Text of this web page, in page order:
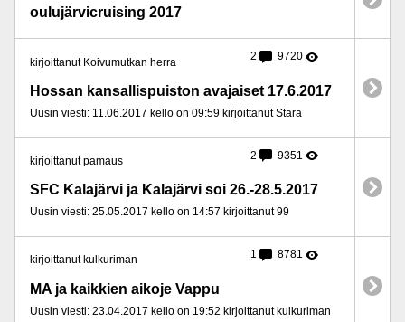
oulujärvicruising 2017
kirjoittanut Koivumutkan herra 2 9720
Hossan kansallispuiston avajaiset 17.6.2017
Uusin viesti: 11.06.2017 kello on 09:59 kirjoittanut Stara
kirjoittanut pamaus 2 9351
SFC Kalajärvi ja Kalajärvi soi 26.-28.5.2017
Uusin viesti: 25.05.2017 kello on 14:57 kirjoittanut 99
kirjoittanut kulkuriman 1 8781
MA ja kaikkien aikoje Vappu
Uusin viesti: 23.04.2017 kello on 19:52 kirjoittanut kulkuriman